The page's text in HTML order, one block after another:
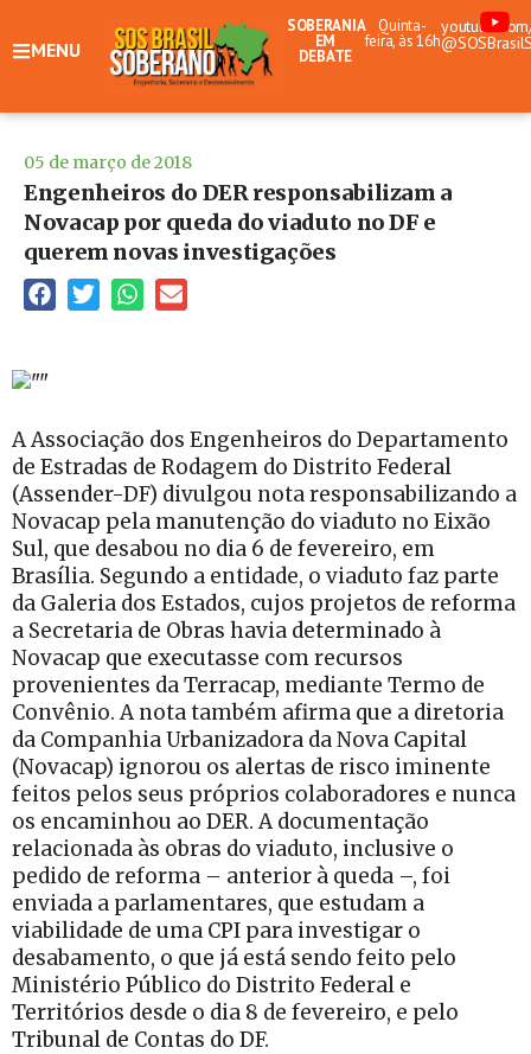
MENU
SOBERANIA
EM
DEBATE
Quinta-
feira, às 16h
05 de março de 2018
Engenheiros do DER responsabilizam a
Novacap por queda do viaduto no DF e
querem novas investigações
A Associação dos Engenheiros do Departamento
de Estradas de Rodagem do Distrito Federal
(Assender-DF) divulgou nota responsabilizando a
Novacap pela manutenção do viaduto no Eixão
Sul, que desabou no dia 6 de fevereiro, em
Brasília. Segundo a entidade, o viaduto faz parte
da Galeria dos Estados, cujos projetos de reforma
a Secretaria de Obras havia determinado à
Novacap que executasse com recursos
provenientes da Terracap, mediante Termo de
Convênio. A nota também afirma que a diretoria
da Companhia Urbanizadora da Nova Capital
(Novacap) ignorou os alertas de risco iminente
feitos pelos seus próprios colaboradores e nunca
os encaminhou ao DER. A documentação
relacionada às obras do viaduto, inclusive o
pedido de reforma – anterior à queda –, foi
enviada a parlamentares, que estudam a
viabilidade de uma CPI para investigar o
desabamento, o que já está sendo feito pelo
Ministério Público do Distrito Federal e
Territórios desde o dia 8 de fevereiro, e pelo
Tribunal de Contas do DF.